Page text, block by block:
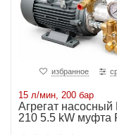
избранное
15 л/мин, 200 бар
Агрегат насосный
210 5.5 kW муфта